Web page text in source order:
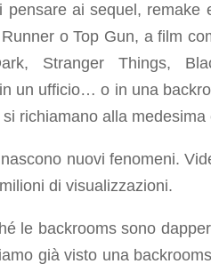
pensare ai sequel, remake
o Top Gun, a film
Stranger Things,
un ufficio… o in una
richiamano alla medesima
nuovi fenomeni.
di visualizzazioni.
le backrooms sono
già visto una